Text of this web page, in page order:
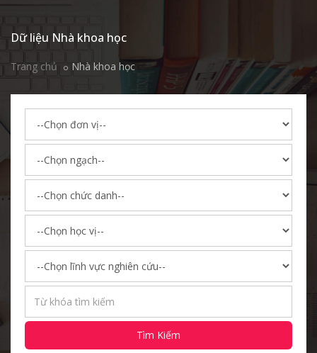
Dữ liệu Nhà khoa học
Trang chủ Nhà khoa học
Tìm Kiếm